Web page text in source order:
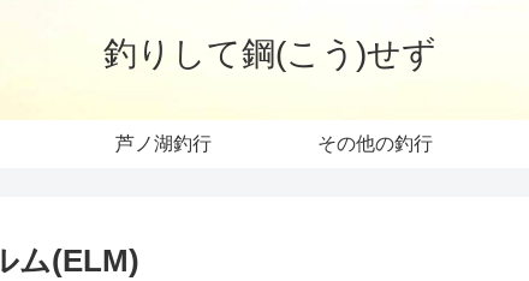
釣りして鋼(こう)せず
芦ノ湖釣行 その他の釣行
ム(ELM)